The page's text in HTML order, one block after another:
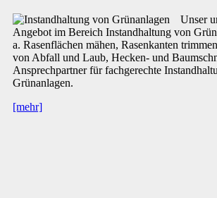
Unser
Angebot im Bereich Instandhaltung von
a. Rasenflächen mähen, Rasenkanten
von Abfall und Laub, Hecken- und
Ansprechpartner für fachgerechte
Grünanlagen.
[mehr]